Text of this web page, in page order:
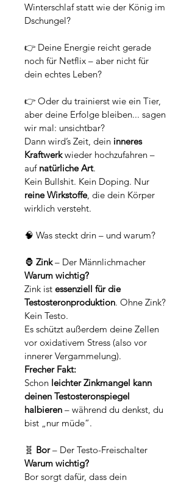
Winterschlaf statt wie der König im
Dschungel?
👉 Deine Energie reicht gerade
noch für Netflix – aber nicht für
dein echtes Leben?
👉 Oder du trainierst wie ein Tier,
aber deine Erfolge bleiben... sagen
wir mal: unsichtbar?
Dann wird’s Zeit, dein inneres
Kraftwerk wieder hochzufahren –
auf natürliche Art.
Kein Bullshit. Kein Doping. Nur
reine Wirkstoffe, die dein Körper
wirklich versteht.
🧠 Was steckt drin – und warum?
🦍 Zink – Der Männlichmacher
Warum wichtig?
Zink ist essenziell für die
Testosteronproduktion. Ohne Zink?
Kein Testo.
Es schützt außerdem deine Zellen
vor oxidativem Stress (also vor
innerer Vergammelung).
Frecher Fakt:
Schon leichter Zinkmangel kann
deinen Testosteronspiegel
halbieren – während du denkst, du
bist „nur müde“.
🧬 Bor – Der Testo-Freischalter
Warum wichtig?
Bor sorgt dafür, dass dein